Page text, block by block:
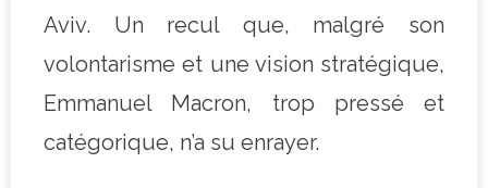
Aviv. Un recul que, malgré son
volontarisme et une vision stratégique,
Emmanuel Macron, trop pressé et
catégorique, n’a su enrayer.